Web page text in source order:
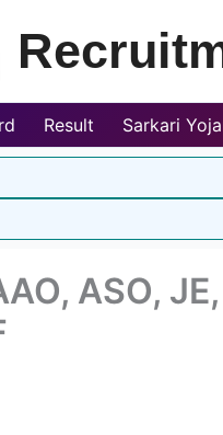
Result Sarkari
ASO,